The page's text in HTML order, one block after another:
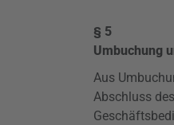
§ 5
Umbuchung
Aus
Abschluss